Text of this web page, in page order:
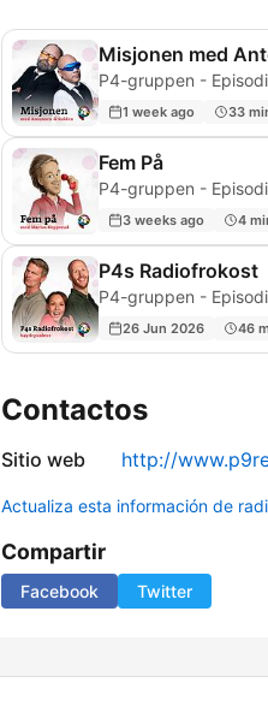
Misjonen med
P4-gruppen -
1 week ago 33
Fem På
P4-gruppen -
3 weeks ago 4
P4s Radiofrokost
P4-gruppen -
26 Jun 2026 46
Contactos
Sitio web http://
Actualiza esta información de
Compartir
Facebook Twitter